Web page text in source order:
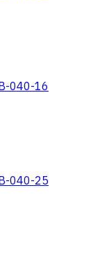
040-16
040-25